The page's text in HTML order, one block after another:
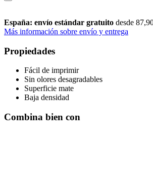
España: envío estándar gratuito desde
Más información sobre envío y entrega
Propiedades
Fácil de imprimir
Sin olores desagradables
Superficie mate
Baja densidad
Combina bien con